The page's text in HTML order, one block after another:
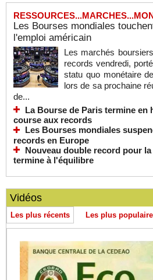
Les Bourses mondiales
l'emploi américain
Les marchés
records vendredi,
statu quo monétaire
lors de sa prochaine
de...
La Bourse de Paris termine en
course aux records
Les Bourses mondiales
records en Europe
Nouveau double record pour
termine à l'équilibre
Vidéos
Les plus récents Les plus